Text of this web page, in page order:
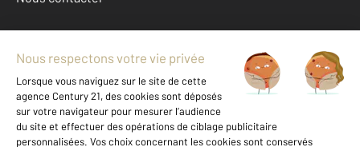
Mentions légales & CGU et Barèmes d'honoraires
Données personnelles
Gestionnaire des cookies